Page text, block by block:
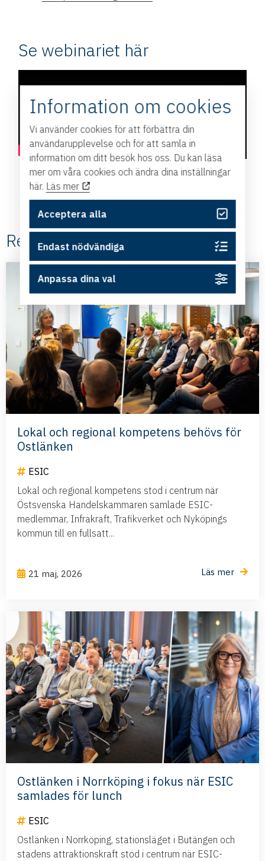
Se webinariet här
Relaterade #ESIC
Lokal och regional kompetens behövs för
Ostlänken
ESIC
Lokal och regional kompetens stod i centrum när
Östsvenska Handelskammaren samlade ESIC-
medlemmar, Infrakraft, Trafikverket och Nyköpings
kommun till en fullsatt...
21 maj, 2026 Läs mer
Ostlänken i Norrköping i fokus när ESIC
samlades för lunch
ESIC
Ostlänken i Norrköping, stationsläget i Butängen och
stadens attraktionskraft stod i centrum när ESIC-
Information om cookies
Vi använder cookies för att förbättra din
användarupplevelse och för att samla in
information om ditt besök hos oss. Du kan läsa
mer om våra cookies och ändra dina inställningar
här. Läs mer
Acceptera alla
Endast nödvändiga
Anpassa dina val